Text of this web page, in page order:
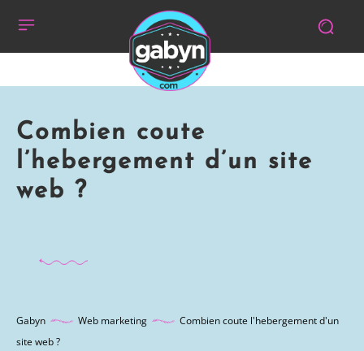
Combien coute
l’hebergement d’un site
web ?
Gabyn Web marketing
Combien coute l'hebergement d'un
site web ?